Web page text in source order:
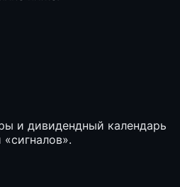
и дивидендный календарь